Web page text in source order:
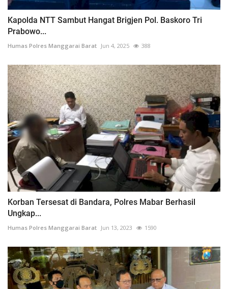
Kapolda NTT Sambut Hangat Brigjen Pol. Baskoro Tri
Prabowo...
Humas Polres Manggarai Barat Jun 4, 2025 388
Korban Tersesat di Bandara, Polres Mabar Berhasil
Ungkap...
Humas Polres Manggarai Barat Jun 13, 2023 1590